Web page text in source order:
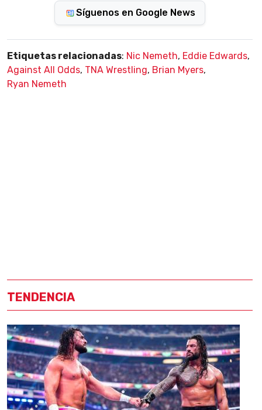
Síguenos en Google News
Etiquetas relacionadas: Nic Nemeth, Eddie Edwards,
Against All Odds, TNA Wrestling, Brian Myers,
Ryan Nemeth
TENDENCIA